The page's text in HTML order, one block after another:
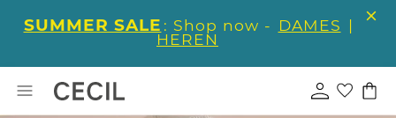
SUMMER SALE : Shop now - DAMES |
HEREN